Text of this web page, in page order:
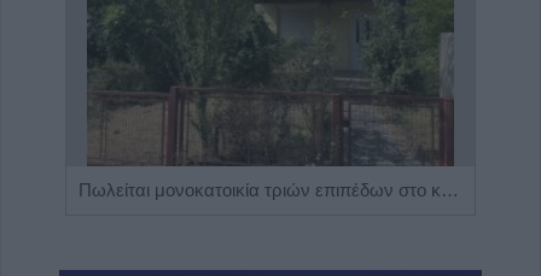
Πωλείται μονοκατοικία τριών επιπέδων στο καταπράσινο Πευκόφυτο Καρδίτσας